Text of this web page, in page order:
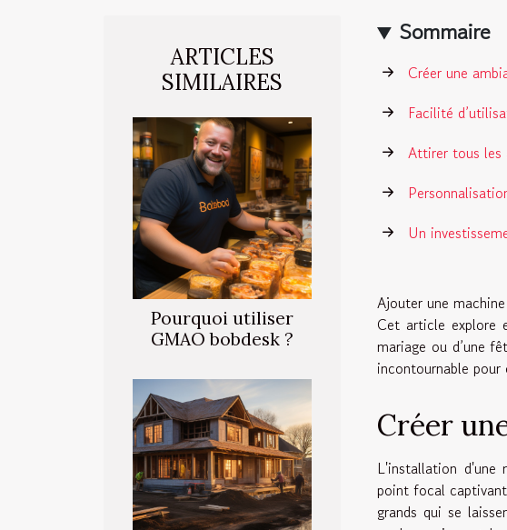
ARTICLES
SIMILAIRES
Pourquoi utiliser
GMAO bobdesk ?
Sommaire
Créer une
Facilité
Attirer tous les
Un
Ajouter une
Cet article explore
mariage ou d’une
incontournable
Créer
L'installation d'une
point focal
grands qui se